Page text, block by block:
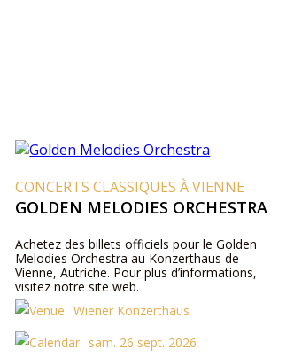
CONCERTS CLASSIQUES À VIENNE
GOLDEN MELODIES ORCHESTRA
Achetez des billets officiels pour le Golden
Melodies Orchestra au Konzerthaus de
Vienne, Autriche. Pour plus d’informations,
visitez notre site web.
Wiener Konzerthaus
sam. 26 sept. 2026